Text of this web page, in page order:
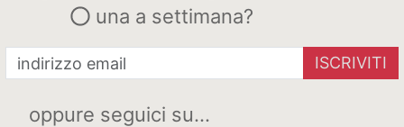
una a settimana?
ISCRIVITI
oppure seguici su...